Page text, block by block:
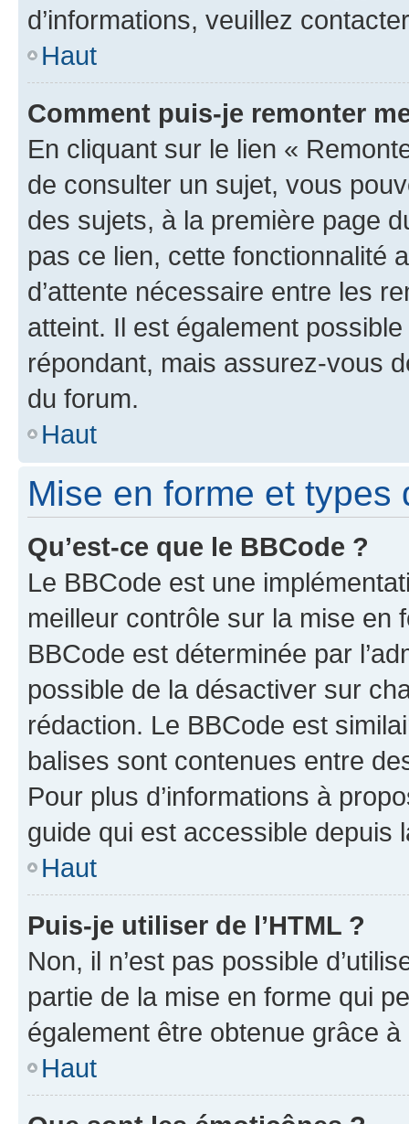
d’informations, veuillez
Haut
Comment puis-je remonter
En cliquant sur le lien «
de consulter un sujet, vous
des sujets, à la première page
pas ce lien, cette fonctionnalité
d’attente nécessaire entre les
atteint. Il est également
répondant, mais assurez-vous
du forum.
Haut
Mise en forme et types
Qu’est-ce que le BBCode ?
Le BBCode est une
meilleur contrôle sur la mise en
BBCode est déterminée par
possible de la désactiver sur
rédaction. Le BBCode est
balises sont contenues entre
Pour plus d’informations à
guide qui est accessible depuis
Haut
Puis-je utiliser de l’HTML ?
Non, il n’est pas possible
partie de la mise en forme qui
également être obtenue grâce à
Haut